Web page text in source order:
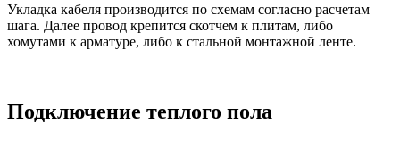
Укладка кабеля производится по схемам согласно расчетам
шага. Далее провод крепится скотчем к плитам, либо
хомутами к арматуре, либо к стальной монтажной ленте.
Подключение теплого пола